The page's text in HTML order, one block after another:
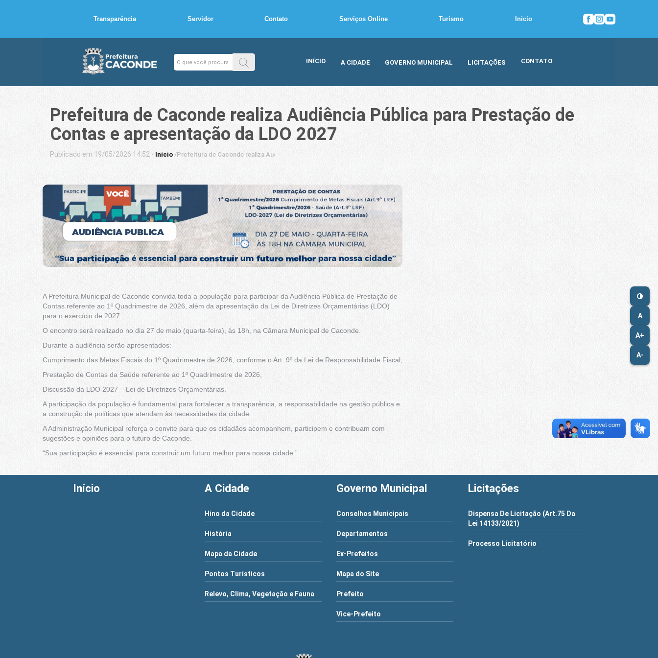
Transparência Servidor Contato Serviços Online Turismo Início
INÍCIO A CIDADE GOVERNO MUNICIPAL LICITAÇÕES CONTATO
A
A+
A-
Prefeitura de Caconde realiza Audiência Pública para Prestação de
Contas e apresentação da LDO 2027
Publicado em 19/05/2026 14:52 - Início /Prefeitura de Caconde realiza Audiência Pública para Prestação de Contas e apresentação da LDO 2027
A Prefeitura Municipal de Caconde convida toda a população para participar da Audiência Pública de Prestação de
Contas referente ao 1º Quadrimestre de 2026, além da apresentação da Lei de Diretrizes Orçamentárias (LDO)
para o exercício de 2027.
O encontro será realizado no dia 27 de maio (quarta-feira), às 18h, na Câmara Municipal de Caconde.
Durante a audiência serão apresentados:
Cumprimento das Metas Fiscais do 1º Quadrimestre de 2026, conforme o Art. 9º da Lei de Responsabilidade Fiscal;
Prestação de Contas da Saúde referente ao 1º Quadrimestre de 2026;
Discussão da LDO 2027 – Lei de Diretrizes Orçamentárias.
A participação da população é fundamental para fortalecer a transparência, a responsabilidade na gestão pública e
a construção de políticas que atendam às necessidades da cidade.
A Administração Municipal reforça o convite para que os cidadãos acompanhem, participem e contribuam com
sugestões e opiniões para o futuro de Caconde.
“Sua participação é essencial para construir um futuro melhor para nossa cidade.”
Início A Cidade
Hino da Cidade
História
Mapa da Cidade
Pontos Turísticos
Relevo, Clima, Vegetação e Fauna
Governo Municipal
Conselhos Municipais
Departamentos
Ex-Prefeitos
Mapa do Site
Prefeito
Vice-Prefeito
Licitações
Dispensa De Licitação (Art.75 Da
Lei 14133/2021)
Processo Licitatório